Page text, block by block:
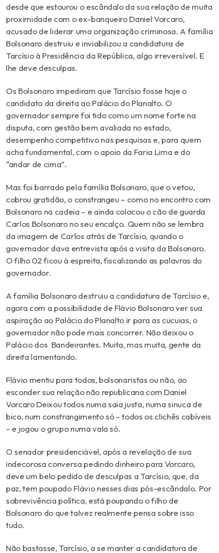
desde que estourou o escândalo da sua relação de muita
proximidade com o ex-banqueiro Daniel Vorcaro,
acusado de liderar uma organização criminosa. A família
Bolsonaro destruiu e inviabilizou a candidatura de
Tarcísio à Presidência da República, algo irreversível. E
lhe deve desculpas.
Os Bolsonaro impediram que Tarcísio fosse hoje o
candidato da direita ao Palácio do Planalto. O
governador sempre foi tido como um nome forte na
disputa, com gestão bem avaliada no estado,
desempenho competitivo nas pesquisas e, para quem
acha fundamental, com o apoio da Faria Lima e do
“andar de cima”.
Mas foi barrado pela família Bolsonaro, que o vetou,
cobrou gratidão, o constrangeu – como no encontro com
Bolsonaro na cadeia – e ainda colocou o cão de guarda
Carlos Bolsonaro no seu encalço. Quem não se lembra
da imagem de Carlos atrás de Tarcísio, quando o
governador dava entrevista após a visita da Bolsonaro.
O filho 02 ficou à espreita, fiscalizando as palavras do
governador.
A família Bolsonaro destruiu a candidatura de Tarcísio e,
agora com a possibilidade de Flávio Bolsonaro ver sua
aspiração ao Palácio do Planalto ir para as cucuias, o
governador não pode mais concorrer. Não deixou o
Palácio dos Bandeirantes. Muita, mas muita, gente da
direita lamentando.
Flávio mentiu para todos, bolsonaristas ou não, ao
esconder sua relação não republicana com Daniel
Vorcaro Deixou todos numa saia justa, numa sinuca de
bico, num constrangimento só – todos os clichês cabíveis
– e jogou o grupo numa vala só.
O senador presidenciável, após a revelação de sua
indecorosa conversa pedindo dinheiro para Vorcaro,
deve um belo pedido de desculpas a Tarcísio, que, da
paz, tem poupado Flávio nesses dias pós-escândalo. Por
sobrevivência política, está poupando o filho de
Bolsonaro do que talvez realmente pensa sobre isso
tudo.
Não bastasse, Tarcísio, a se manter a candidatura de